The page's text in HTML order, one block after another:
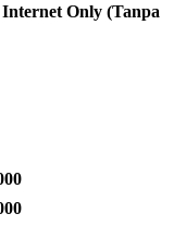
Only (Tanpa